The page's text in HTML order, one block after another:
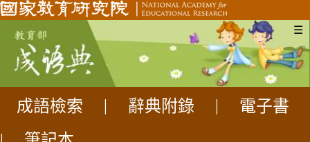
☰
成語檢索 辭典附錄
電子書